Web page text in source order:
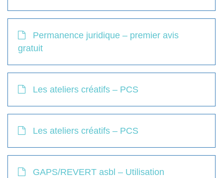
Permanence juridique – premier avis
gratuit
Les ateliers créatifs – PCS
Les ateliers créatifs – PCS
GAPS/REVERT asbl – Utilisation